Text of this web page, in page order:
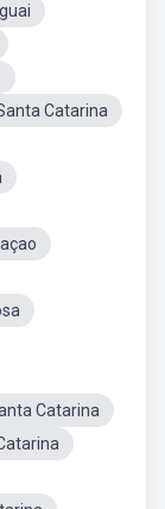
Catarina
Catarina